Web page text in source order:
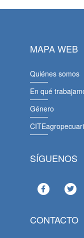
MAPA WEB
Quiénes somos
En qué
Género
SÍGUENOS
CONTACTO